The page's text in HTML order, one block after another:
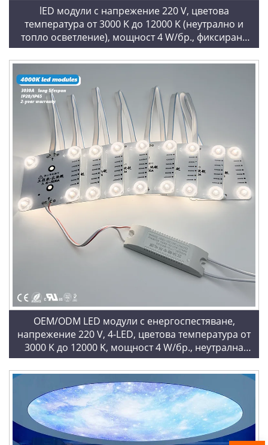
lED модули с напрежение 220 V, цветова
температура от 3000 K до 12000 K (неутрално и
топло осветление), мощност 4 W/бр., фиксирана
цветова температура, студено бяло (6500 K),
квадратни LED модули с блокчейн технология
OEM/ODM LED модули с енергоспестяване,
напрежение 220 V, 4-LED, цветова температура от
3000 K до 12000 K, мощност 4 W/бр., неутрална
цветова температура 4000 K, модули 3030A, LED
блокчейн за светлинни кутии